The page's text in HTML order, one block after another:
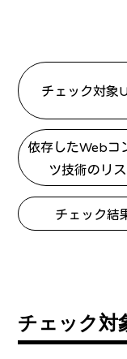
チェック対象
依存したWebコ
ツ技術のリ
チェック結
チェック対